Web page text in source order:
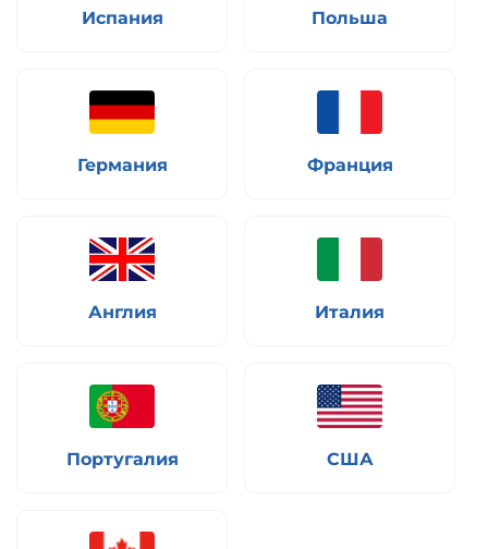
Испания Польша
Германия Франция
Англия Италия
Португалия США